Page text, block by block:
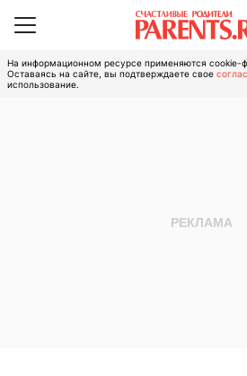
На информационном ресурсе применяются cookie-
Оставаясь на сайте, вы подтверждаете свое
использование.